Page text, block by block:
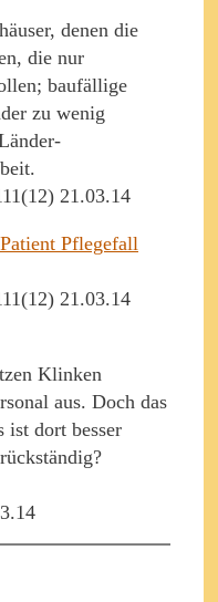
denen die
die nur
baufällige
zu wenig
21.03.14
Pflegefall
21.03.14
Klinken
aus. Doch das
ist dort besser